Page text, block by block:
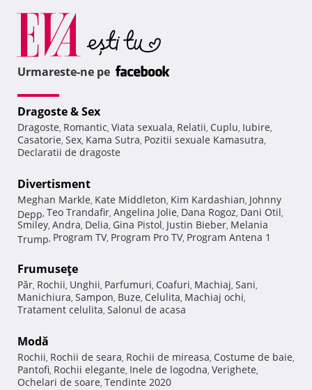
Urmareste-ne pe
Dragoste & Sex
Dragoste, Romantic, Viata sexuala, Relatii, Cuplu, Iubire,
Casatorie, Sex, Kama Sutra, Pozitii sexuale Kamasutra,
Declaratii de dragoste
Divertisment
Meghan Markle, Kate Middleton, Kim Kardashian, Johnny
Depp, Teo Trandafir, Angelina Jolie, Dana Rogoz, Dani Otil,
Smiley, Andra, Delia, Gina Pistol, Justin Bieber, Melania
Trump, Program TV, Program Pro TV, Program Antena 1
Frumuseţe
Păr, Rochii, Unghii, Parfumuri, Coafuri, Machiaj, Sani,
Manichiura, Sampon, Buze, Celulita, Machiaj ochi,
Tratament celulita, Salonul de acasa
Modă
Rochii, Rochii de seara, Rochii de mireasa, Costume de baie,
Pantofi, Rochii elegante, Inele de logodna, Verighete,
Ochelari de soare, Tendinte 2020